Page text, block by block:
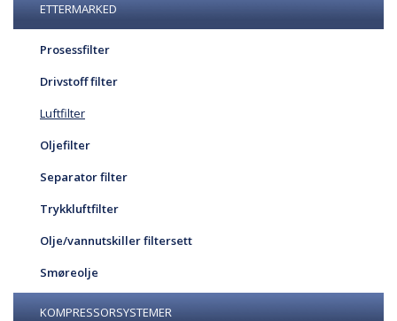
ETTERMARKED
Prosessfilter
Drivstoff filter
Luftfilter
Oljefilter
Separator filter
Trykkluftfilter
Olje/vannutskiller filtersett
Smøreolje
KOMPRESSORSYSTEMER